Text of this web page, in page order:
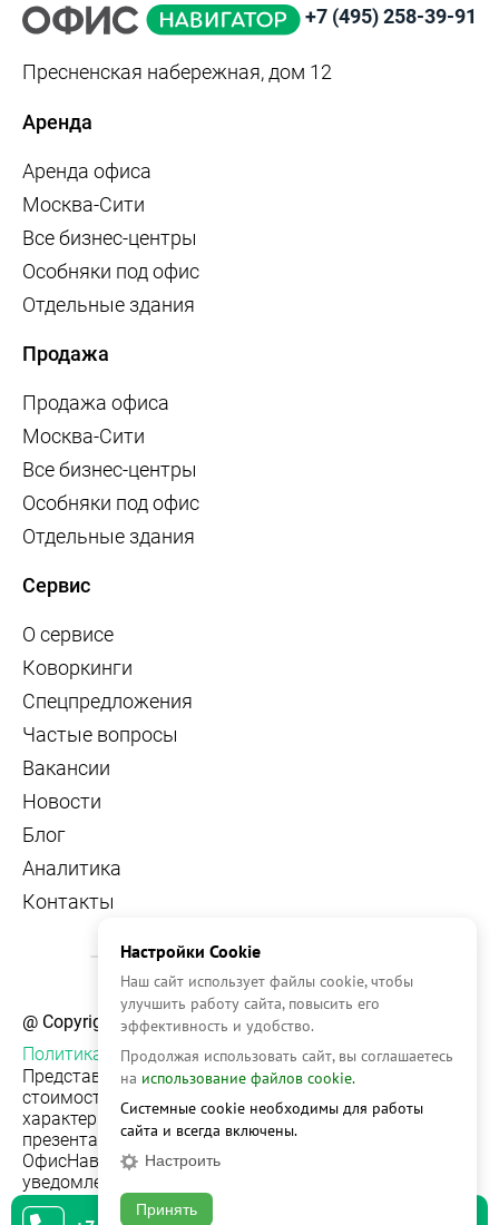
+7 (495) 258-39-91
Пресненская набережная, дом 12
Аренда
Аренда офиса
Москва-Сити
Все бизнес-центры
Особняки под офис
Отдельные здания
Продажа
Продажа офиса
Москва-Сити
Все бизнес-центры
Особняки под офис
Отдельные здания
Сервис
О сервисе
Коворкинги
Спецпредложения
Частые вопросы
Вакансии
Новости
Блог
Аналитика
Контакты
@ Copyright, 2026 OFFICE NAVIGATOR
Политика конфиденциальности
Представленная на сайте информация, в т.ч.
стоимости объектов, носит информационный
характер и не является публичной офертой. Условия
презентации объекта недвижимости на сервисе
ОфисНавигатор могут быть изменены без
уведомления.
Настройки Cookie
Наш сайт использует файлы cookie, чтобы
улучшить работу сайта, повысить его
эффективность и удобство.
Продолжая использовать сайт, вы соглашаетесь
на использование файлов cookie.
Системные cookie необходимы для работы
сайта и всегда включены.
Настроить
Принять